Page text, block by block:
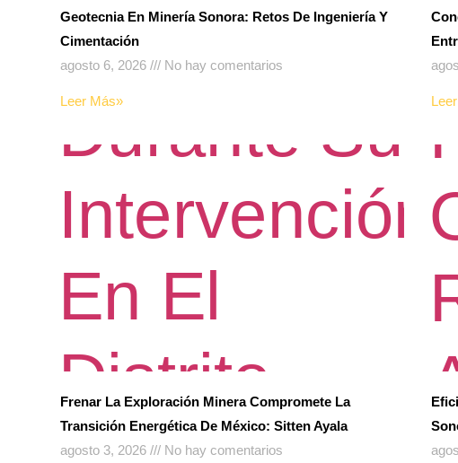
Geotecnia En Minería Sonora: Retos De Ingeniería Y
Cimentación
agosto 6, 2026
No hay comentarios
Leer Más»
Frenar La Exploración Minera Compromete La
Transición Energética De México: Sitten Ayala
agosto 3, 2026
No hay comentarios